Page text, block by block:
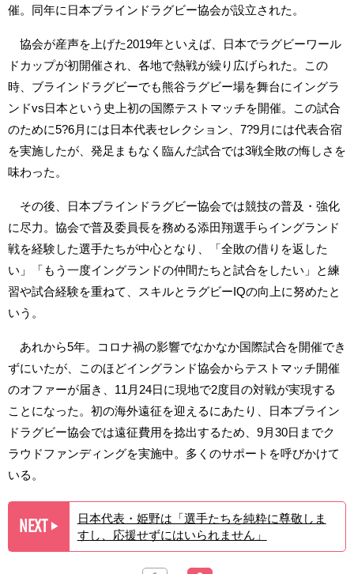
催。同年に日本ブラインドラグビー協会が設立された。
協会が産声を上げた2019年といえば、日本でラグビーワール
ドカップが初開催され、各地で熱戦が繰り広げられた。この
時、ブラインドラグビーでも熊谷ラグビー場を舞台にイングラ
ンドvs日本という史上初の国際テストマッチを開催。この試合
のために5?6月には日本代表セレクション、7?9月には代表合宿
を実施したが、発足まもなく臨んだ試合では3戦全敗の悔しさを
味わった。
その後、日本ブラインドラグビー協会では競技の普及・強化
に尽力。協会で普及委員長を務める添田翔選手らイングランド
戦を経験した選手たちが中心となり、「全敗の借りを返した
い」「もう一度イングランドの仲間たちと試合をしたい」と練
習や試合経験を重ねて、スキルとラグビーIQの向上に努めたと
いう。
あれから5年。コロナ禍の影響でなかなか国際試合を開催でき
ずにいたが、このほどイングランド協会からテストマッチ開催
のオファーが届き、11月24日に現地で2度目の対戦が実現する
ことになった。初の海外遠征を迎えるにあたり、日本ブライン
ドラグビー協会では遠征費用を捻出するため、9月30日までク
ラウドファンディングを実施中。多くのサポートを呼びかけて
いる。
NEXT ▶︎
日本代表・姫野は「選手たちを純粋に尊敬しま
すし、応援せずにはいられません」